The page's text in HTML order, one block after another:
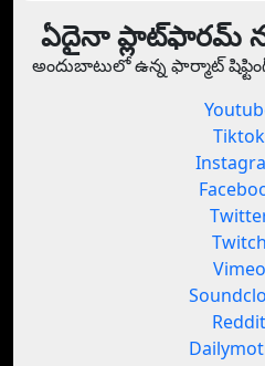
ఏదైనా ప్లాట్‌ఫారమ్
అందుబాటులో ఉన్న ఫార్మాట్